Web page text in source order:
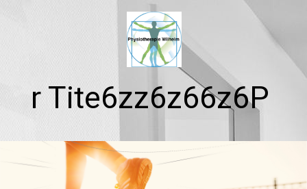
r Tite6zz6z66z6P